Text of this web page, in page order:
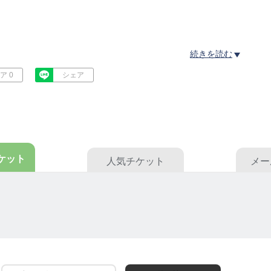
と広げ、アジア全体が協力のもとで人類の平和と調和を
す。
続きを読む
0 シェア
ット 人気チケット メ